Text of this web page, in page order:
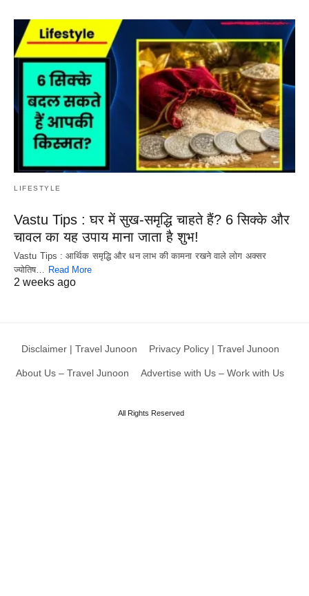
LIFESTYLE
Vastu Tips : घर में सुख-समृद्धि चाहते हैं? 6 सिक्के और
चावल का यह उपाय माना जाता है शुभ!
Vastu Tips : आर्थिक समृद्धि और धन लाभ की कामना रखने वाले लोग अक्सर
ज्योतिष… Read More
2 weeks ago
Disclaimer | Travel Junoon Privacy Policy | Travel Junoon
About Us – Travel Junoon Advertise with Us – Work with Us
All Rights Reserved